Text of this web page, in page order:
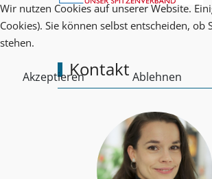
Kontakt
Wir nutzen Cookies auf unserer Website.
Cookies). Sie können selbst entscheiden,
stehen.
Akzeptieren Ablehnen